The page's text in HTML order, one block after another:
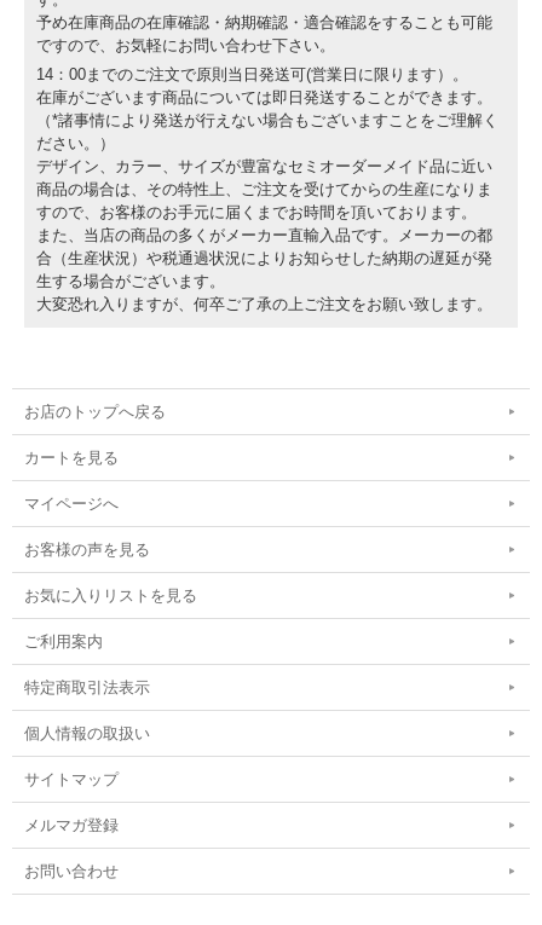
予め在庫商品の在庫確認・納期確認・適合確認をすることも可能
ですので、お気軽にお問い合わせ下さい。
14：00までのご注文で原則当日発送可(営業日に限ります）。
在庫がございます商品については即日発送することができます。
（*諸事情により発送が行えない場合もございますことをご理解く
ださい。）
デザイン、カラー、サイズが豊富なセミオーダーメイド品に近い
商品の場合は、その特性上、ご注文を受けてからの生産になりま
すので、お客様のお手元に届くまでお時間を頂いております。
また、当店の商品の多くがメーカー直輸入品です。メーカーの都
合（生産状況）や税通過状況によりお知らせした納期の遅延が発
生する場合がございます。
大変恐れ入りますが、何卒ご了承の上ご注文をお願い致します。
お店のトップへ戻る
カートを見る
マイページへ
お客様の声を見る
お気に入りリストを見る
ご利用案内
特定商取引法表示
個人情報の取扱い
サイトマップ
メルマガ登録
お問い合わせ